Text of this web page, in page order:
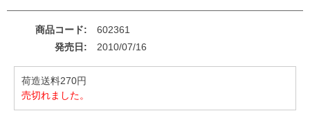
商品コード
602361
発売日
2010/07/16
荷造送料270円
売切れました。